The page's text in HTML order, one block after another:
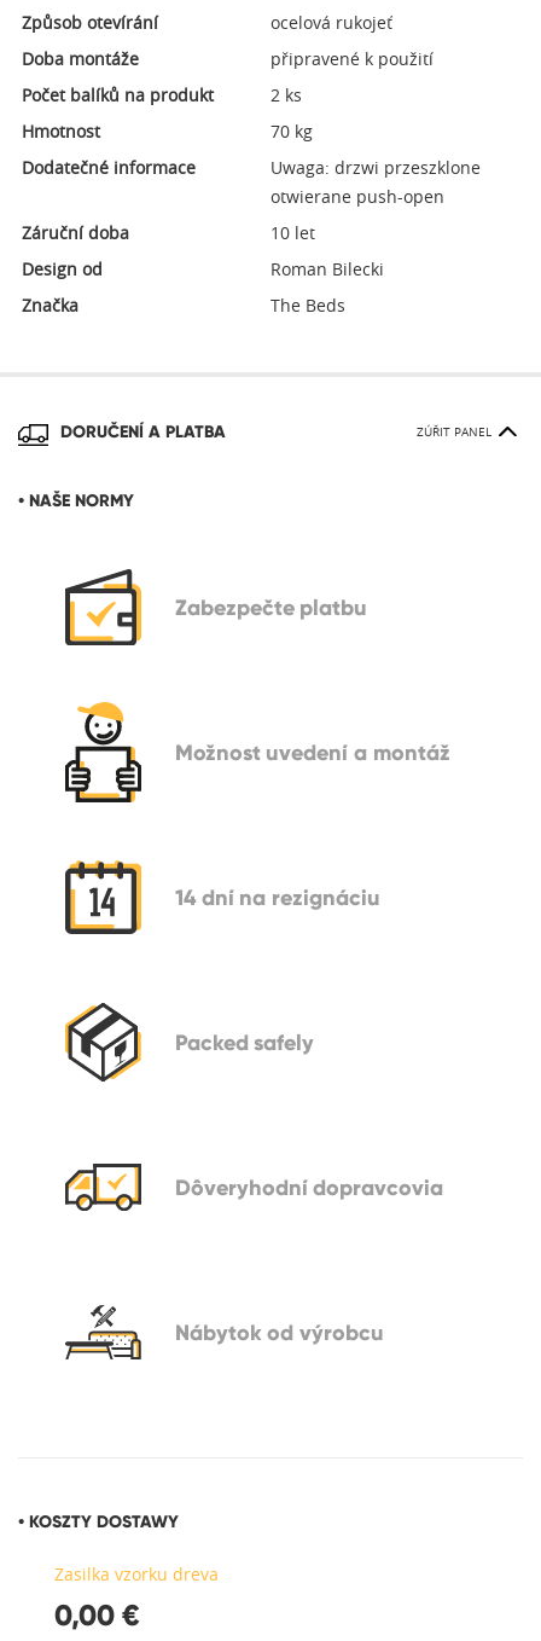
Způsob otevírání
ocelová rukojeť
Doba montáže
připravené k použití
Počet balíků na produkt
2 ks
Hmotnost
70 kg
Dodatečné informace
Uwaga: drzwi przeszklone
otwierane push-open
Záruční doba
10 let
Design od
Roman Bilecki
Značka
The Beds
DORUČENÍ A PLATBA ZÚŘIT PANEL
• NAŠE NORMY
Zabezpečte platbu
Možnost uvedení a montáž
14 dní na rezignáciu
Packed safely
Dôveryhodnídopravcovia
Nábytokod výrobcu
• KOSZTY DOSTAWY
Zasilka vzorku dreva
0,00 €